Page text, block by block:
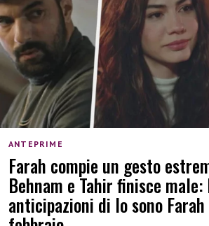
ANTEPRIME
Farah compie un gesto
Behnam e Tahir finisce male:
anticipazioni di Io sono